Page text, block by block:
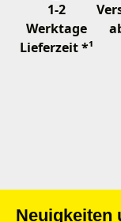
1-2
Werktage
Lieferzeit *¹
Neuigkeiten